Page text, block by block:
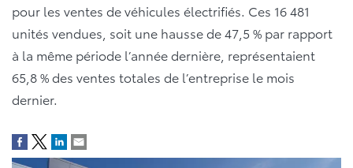
pour les ventes de véhicules électrifiés. Ces 16 481
unités vendues, soit une hausse de 47,5 % par rapport
à la même période l’année dernière, représentaient
65,8 % des ventes totales de l’entreprise le mois
dernier.